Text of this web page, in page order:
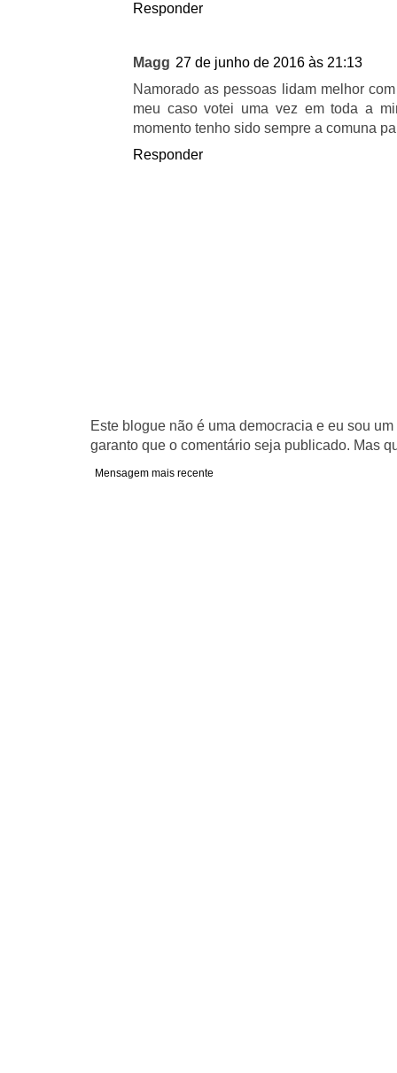
Responder
Magg 27 de junho de 2016 às 21:13
Namorado as pessoas lidam melhor
meu caso votei uma vez em toda a
momento tenho sido sempre a comuna
Responder
Este blogue não é uma democracia e eu sou
garanto que o comentário seja publicado. Mas
Mensagem mais recente